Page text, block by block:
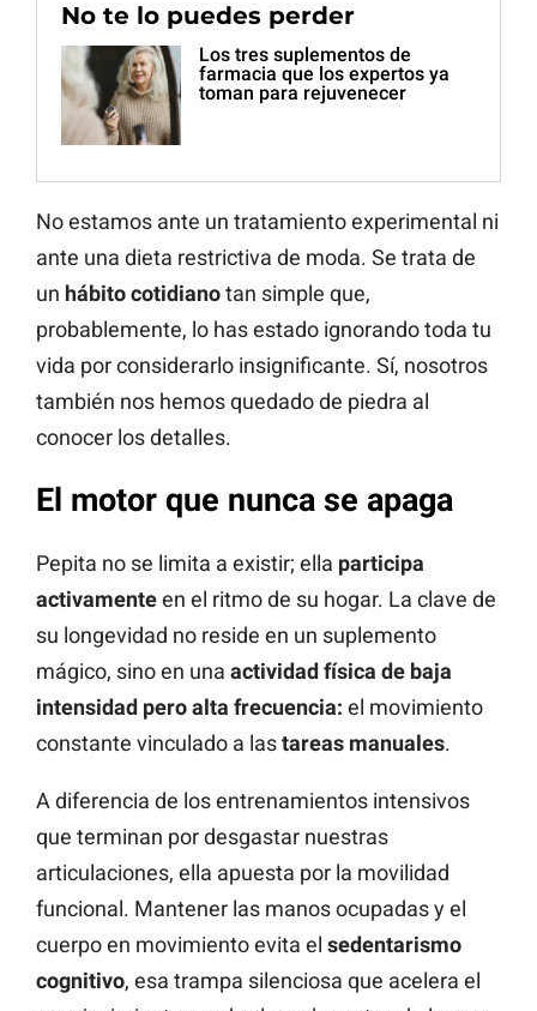
No te lo puedes perder
Los tres suplementos de
farmacia que los expertos ya
toman para rejuvenecer
No estamos ante un tratamiento experimental ni
ante una dieta restrictiva de moda. Se trata de
un hábito cotidianotan simple que,
probablemente, lo has estado ignorando toda tu
vida por considerarlo insignificante. Sí, nosotros
también nos hemos quedado de piedra al
conocer los detalles.
El motor que nunca se apaga
Pepita no se limita a existir; ella participa
activamenteen el ritmo de su hogar. La clave de
su longevidad no reside en un suplemento
mágico, sino en una actividad física de baja
intensidad pero alta frecuencia: el movimiento
constante vinculado a lastareas manuales.
A diferencia de los entrenamientos intensivos
que terminan por desgastar nuestras
articulaciones, ella apuesta por la movilidad
funcional. Mantener las manos ocupadas y el
cuerpo en movimiento evita el sedentarismo
cognitivo, esa trampa silenciosa que acelera el